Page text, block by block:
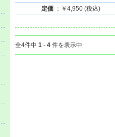
定価：￥4,950 (税込)
全4件中 1 - 4 件を表示中